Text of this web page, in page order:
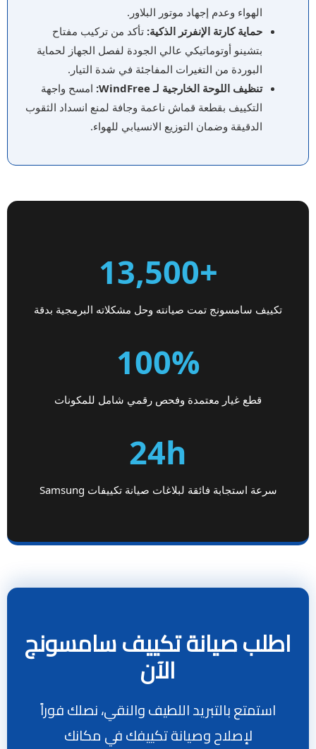
الهواء وعدم إجهاد موتور البلاور.
حماية كارتة الإنفرتر الذكية: تأكد من تركيب مفتاح
بتشينو أوتوماتيكي عالي الجودة لفصل الجهاز لحماية
البوردة من التغيرات المفاجئة في شدة التيار.
تنظيف اللوحة الخارجية لـ WindFree:
امسح واجهة
التكييف بقطعة قماش ناعمة وجافة لمنع انسداد الثقوب
الدقيقة وضمان التوزيع الانسيابي للهواء.
+13,500
تكييف سامسونج تمت صيانته وحل مشكلاته البرمجية بدقة
100%
قطع غيار معتمدة وفحص رقمي شامل للمكونات
24h
سرعة استجابة فائقة لبلاغات صيانة تكييفات Samsung
اطلب صيانة تكييف سامسونج
الآن
استمتع بالتبريد اللطيف والنقي، نصلك فوراً
لإصلاح وصيانة تكييفك في مكانك